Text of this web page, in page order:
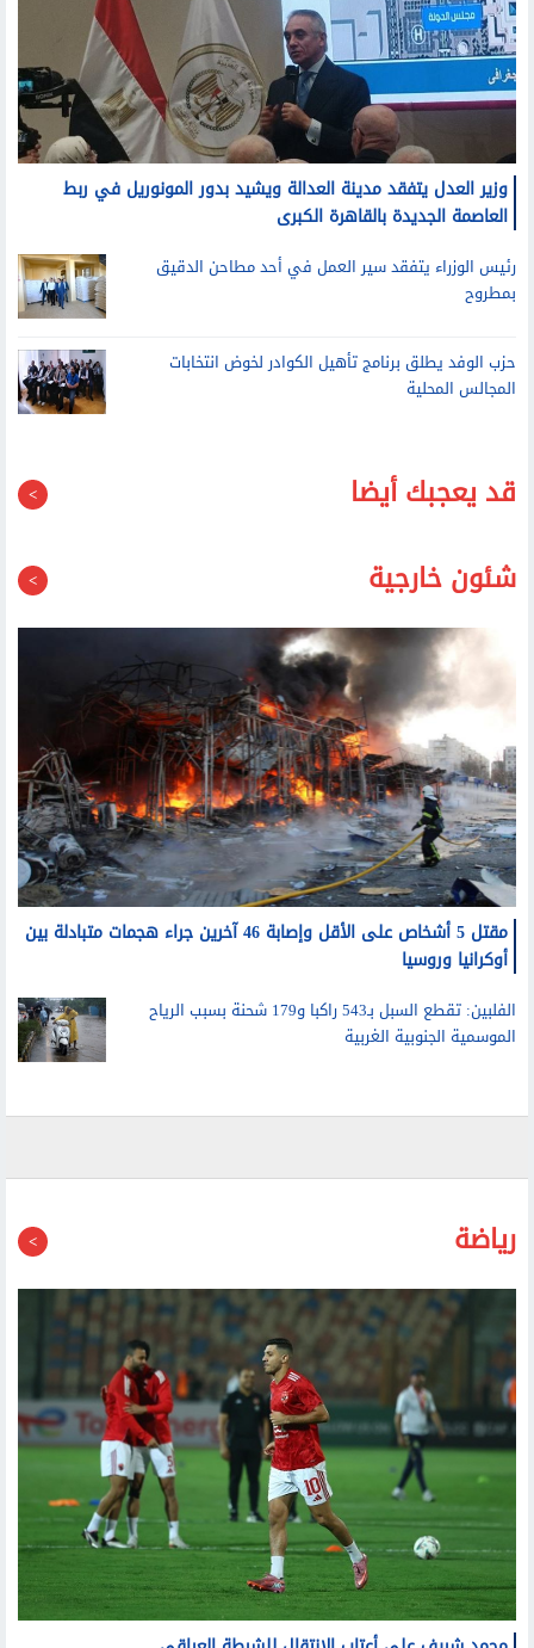
وزير العدل يتفقد مدينة العدالة ويشيد بدور المونوريل في ربط
العاصمة الجديدة بالقاهرة الكبرى
رئيس الوزراء يتفقد سير العمل في أحد مطاحن الدقيق
بمطروح
حزب الوفد يطلق برنامج تأهيل الكوادر لخوض انتخابات
المجالس المحلية
قد يعجبك أيضا
شئون خارجية
مقتل 5 أشخاص على الأقل وإصابة 46 آخرين جراء هجمات متبادلة بين
أوكرانيا وروسيا
الفلبين: تقطع السبل بـ543 راكبا و179 شحنة بسبب الرياح
الموسمية الجنوبية الغربية
رياضة